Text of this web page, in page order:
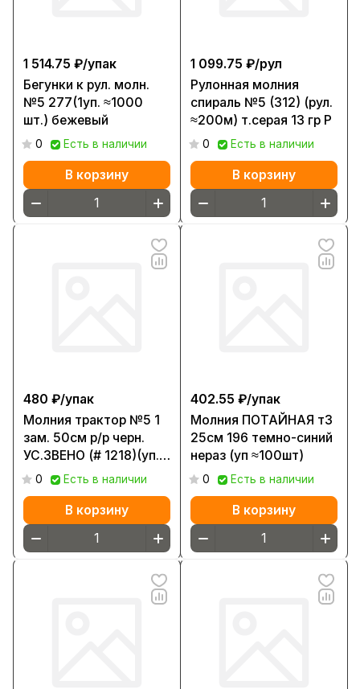
1 514.75 ₽/упак
Бегунки к рул. молн.
№5 277(1уп. ≈1000
шт.) бежевый
0 Есть в наличии
В корзину
1 099.75 ₽/рул
Рулонная молния
спираль №5 (312) (рул.
≈200м) т.серая 13 гр Р
0 Есть в наличии
В корзину
480 ₽/упак
Молния трактор №5 1
зам. 50см р/р черн.
УС.ЗВЕНО (# 1218)(уп.
≈50шт) 322 А
0 Есть в наличии
В корзину
402.55 ₽/упак
Молния ПОТАЙНАЯ т3
25см 196 темно-синий
нераз (уп ≈100шт)
0 Есть в наличии
В корзину